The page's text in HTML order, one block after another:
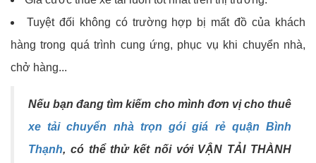
Tuyệt đối không có trường hợp bị mất đồ của khách
hàng trong quá trình cung ứng, phục vụ khi chuyển nhà,
chở hàng...
Nếu bạn đang tìm kiếm cho mình đơn vị cho thuê
xe tải chuyển nhà trọn gói giá rẻ quận Bình
Thạnh, có thể thử kết nối với VẬN TẢI THÀNH